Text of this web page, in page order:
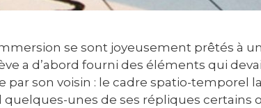
se sont joyeusement prêtés à
a d’abord fourni des éléments qui
par son voisin : le cadre spatio-temporel
unes de ses répliques certains